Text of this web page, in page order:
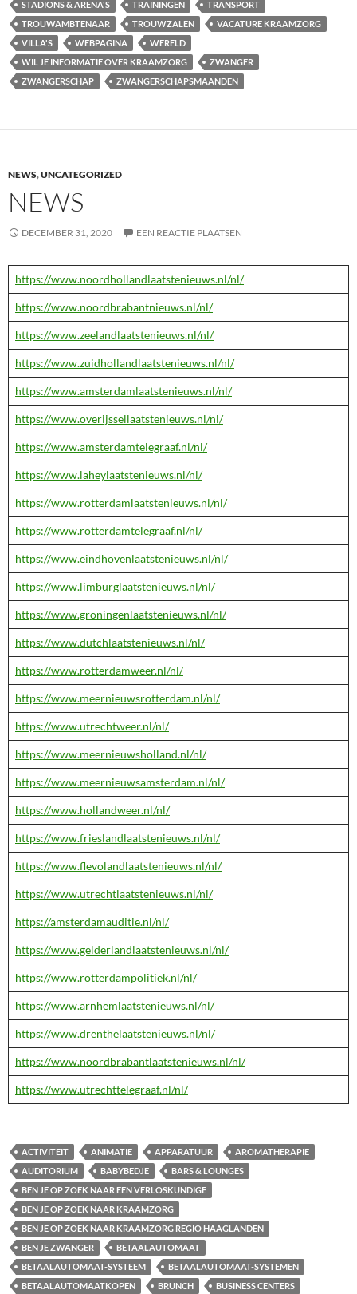
STADIONS & ARENA'S
TRAININGEN
TRANSPORT
TROUWAMBTENAAR
TROUWZALEN
VACATURE KRAAMZORG
VILLA'S
WEBPAGINA
WERELD
WIL JE INFORMATIE OVER KRAAMZORG
ZWANGER
ZWANGERSCHAP
ZWANGERSCHAPSMAANDEN
NEWS,UNCATEGORIZED
NEWS
DECEMBER 31, 2020 EEN REACTIE PLAATSEN
https://www.noordhollandlaatstenieuws.nl/nl/
https://www.noordbrabantnieuws.nl/nl/
https://www.zeelandlaatstenieuws.nl/nl/
https://www.zuidhollandlaatstenieuws.nl/nl/
https://www.amsterdamlaatstenieuws.nl/nl/
https://www.overijssellaatstenieuws.nl/nl/
https://www.amsterdamtelegraaf.nl/nl/
https://www.laheylaatstenieuws.nl/nl/
https://www.rotterdamlaatstenieuws.nl/nl/
https://www.rotterdamtelegraaf.nl/nl/
https://www.eindhovenlaatstenieuws.nl/nl/
https://www.limburglaatstenieuws.nl/nl/
https://www.groningenlaatstenieuws.nl/nl/
https://www.dutchlaatstenieuws.nl/nl/
https://www.rotterdamweer.nl/nl/
https://www.meernieuwsrotterdam.nl/nl/
https://www.utrechtweer.nl/nl/
https://www.meernieuwsholland.nl/nl/
https://www.meernieuwsamsterdam.nl/nl/
https://www.hollandweer.nl/nl/
https://www.frieslandlaatstenieuws.nl/nl/
https://www.flevolandlaatstenieuws.nl/nl/
https://www.utrechtlaatstenieuws.nl/nl/
https://amsterdamauditie.nl/nl/
https://www.gelderlandlaatstenieuws.nl/nl/
https://www.rotterdampolitiek.nl/nl/
https://www.arnhemlaatstenieuws.nl/nl/
https://www.drenthelaatstenieuws.nl/nl/
https://www.noordbrabantlaatstenieuws.nl/nl/
https://www.utrechttelegraaf.nl/nl/
ACTIVITEIT ANIMATIE APPARATUUR
AROMATHERAPIE
AUDITORIUM
BABYBEDJE
BARS & LOUNGES
BEN JE OP ZOEK NAAR EEN VERLOSKUNDIGE
BEN JE OP ZOEK NAAR KRAAMZORG
BEN JE OP ZOEK NAAR KRAAMZORG REGIO HAAGLANDEN
BEN JE ZWANGER
BETAALAUTOMAAT
BETAALAUTOMAAT-SYSTEEM
BETAALAUTOMAAT-SYSTEMEN
BETAALAUTOMAATKOPEN
BRUNCH BUSINESS CENTERS